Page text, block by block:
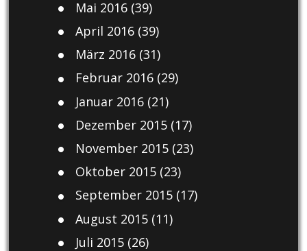
Mai 2016(39)
April 2016(39)
März 2016(31)
Februar 2016(29)
Januar 2016(21)
Dezember 2015(17)
November 2015(23)
Oktober 2015(23)
September 2015(17)
August 2015(11)
Juli 2015(26)